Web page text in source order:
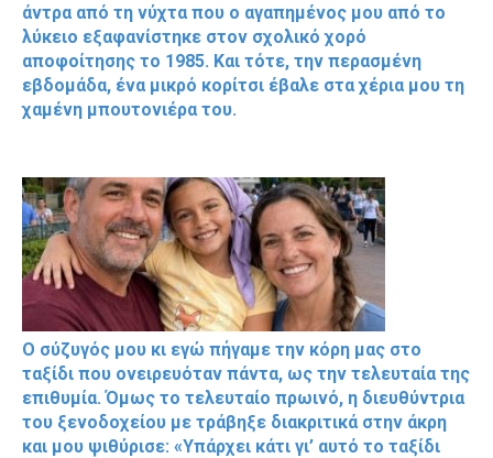
άντρα από τη νύχτα που ο αγαπημένος μου από το
λύκειο εξαφανίστηκε στον σχολικό χορό
αποφοίτησης το 1985. Και τότε, την περασμένη
εβδομάδα, ένα μικρό κορίτσι έβαλε στα χέρια μου τη
χαμένη μπουτονιέρα του.
Ο σύζυγός μου κι εγώ πήγαμε την κόρη μας στο
ταξίδι που ονειρευόταν πάντα, ως την τελευταία της
επιθυμία. Όμως το τελευταίο πρωινό, η διευθύντρια
του ξενοδοχείου με τράβηξε διακριτικά στην άκρη
και μου ψιθύρισε: «Υπάρχει κάτι γι’ αυτό το ταξίδι